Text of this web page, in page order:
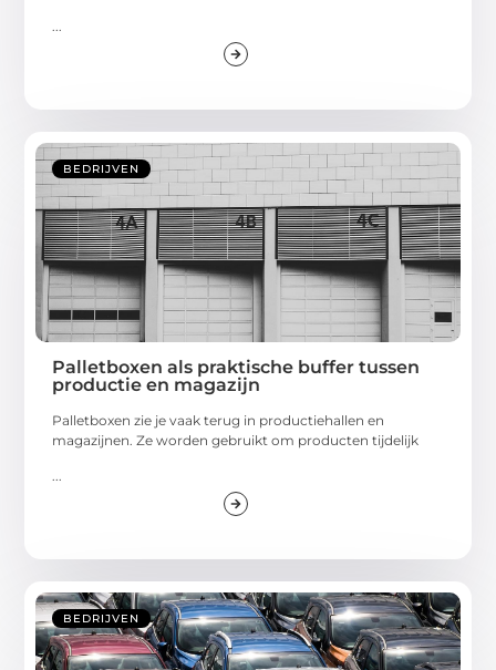
...
BEDRIJVEN
Palletboxen als praktische buffer tussen
productie en magazijn
Palletboxen zie je vaak terug in productiehallen en
magazijnen. Ze worden gebruikt om producten tijdelijk
...
BEDRIJVEN